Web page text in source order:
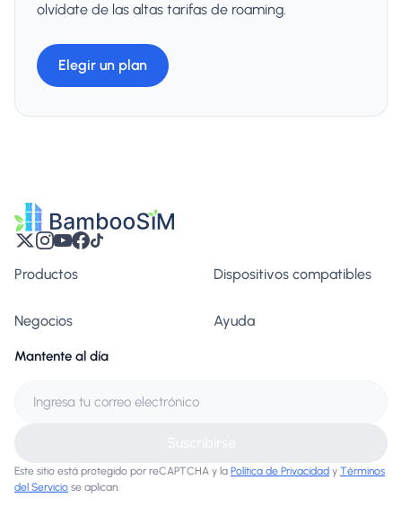
olvídate de las altas tarifas de roaming.
Elegir un plan
Productos Dispositivos compatibles
Negocios Ayuda
Mantente al día
Este sitio está protegido por reCAPTCHA y la Política de Privacidad y Términos
del Servicio se aplican.